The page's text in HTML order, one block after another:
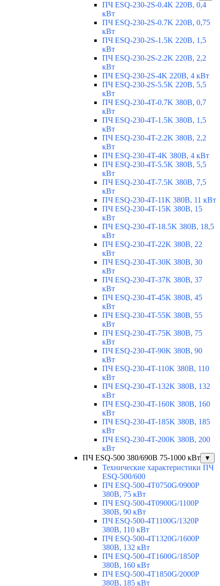
ПЧ ESQ-230-2S-0.4K 220В, 0,4
кВт
ПЧ ESQ-230-2S-0.7K 220В, 0,75
кВт
ПЧ ESQ-230-2S-1.5K 220В, 1,5
кВт
ПЧ ESQ-230-2S-2.2K 220В, 2,2
кВт
ПЧ ESQ-230-2S-4K 220В, 4 кВт
ПЧ ESQ-230-2S-5.5K 220В, 5,5
кВт
ПЧ ESQ-230-4T-0.7K 380В, 0,7
кВт
ПЧ ESQ-230-4T-1.5K 380В, 1,5
кВт
ПЧ ESQ-230-4T-2.2K 380В, 2,2
кВт
ПЧ ESQ-230-4T-4K 380В, 4 кВт
ПЧ ESQ-230-4T-5.5K 380В, 5,5
кВт
ПЧ ESQ-230-4T-7.5K 380В, 7,5
кВт
ПЧ ESQ-230-4T-11K 380В, 11 кВт
ПЧ ESQ-230-4T-15K 380В, 15
кВт
ПЧ ESQ-230-4T-18.5K 380В, 18,5
кВт
ПЧ ESQ-230-4T-22K 380В, 22
кВт
ПЧ ESQ-230-4T-30K 380В, 30
кВт
ПЧ ESQ-230-4T-37K 380В, 37
кВт
ПЧ ESQ-230-4T-45K 380В, 45
кВт
ПЧ ESQ-230-4T-55K 380В, 55
кВт
ПЧ ESQ-230-4T-75K 380В, 75
кВт
ПЧ ESQ-230-4T-90K 380В, 90
кВт
ПЧ ESQ-230-4T-110K 380В, 110
кВт
ПЧ ESQ-230-4T-132K 380В, 132
кВт
ПЧ ESQ-230-4T-160K 380В, 160
кВт
ПЧ ESQ-230-4T-185K 380В, 185
кВт
ПЧ ESQ-230-4T-200K 380В, 200
кВт
ПЧ ESQ-500 380/690В 75-1000 кВт
▼
Технические характеристики ПЧ
ESQ-500/600
ПЧ ESQ-500-4T0750G/0900P
380В, 75 кВт
ПЧ ESQ-500-4T0900G/1100P
380В, 90 кВт
ПЧ ESQ-500-4T1100G/1320P
380В, 110 кВт
ПЧ ESQ-500-4T1320G/1600P
380В, 132 кВт
ПЧ ESQ-500-4T1600G/1850P
380В, 160 кВт
ПЧ ESQ-500-4T1850G/2000P
380В, 185 кВт